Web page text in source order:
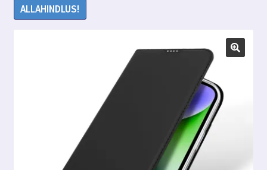
Ostukorv
ALLAHINDLUS!